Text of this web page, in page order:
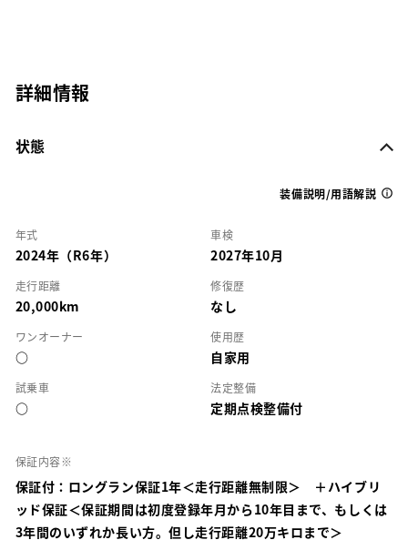
詳細情報
状態
装備説明/用語解説
年式
2024年（R6年）
車検
2027年10月
走行距離
20,000km
修復歴
なし
ワンオーナー
○
使用歴
自家用
試乗車
○
法定整備
定期点検整備付
保証内容※
保証付：ロングラン保証1年＜走行距離無制限＞ ＋ハイブリ
ッド保証＜保証期間は初度登録年月から10年目まで、もしくは
3年間のいずれか長い方。但し走行距離20万キロまで＞